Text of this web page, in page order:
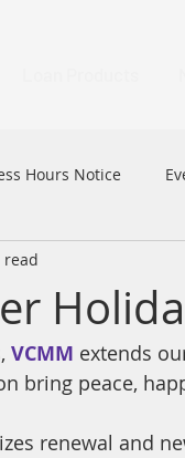
Hours Notice
MFAA
read
VCMM extends
bring peace,
renewal and